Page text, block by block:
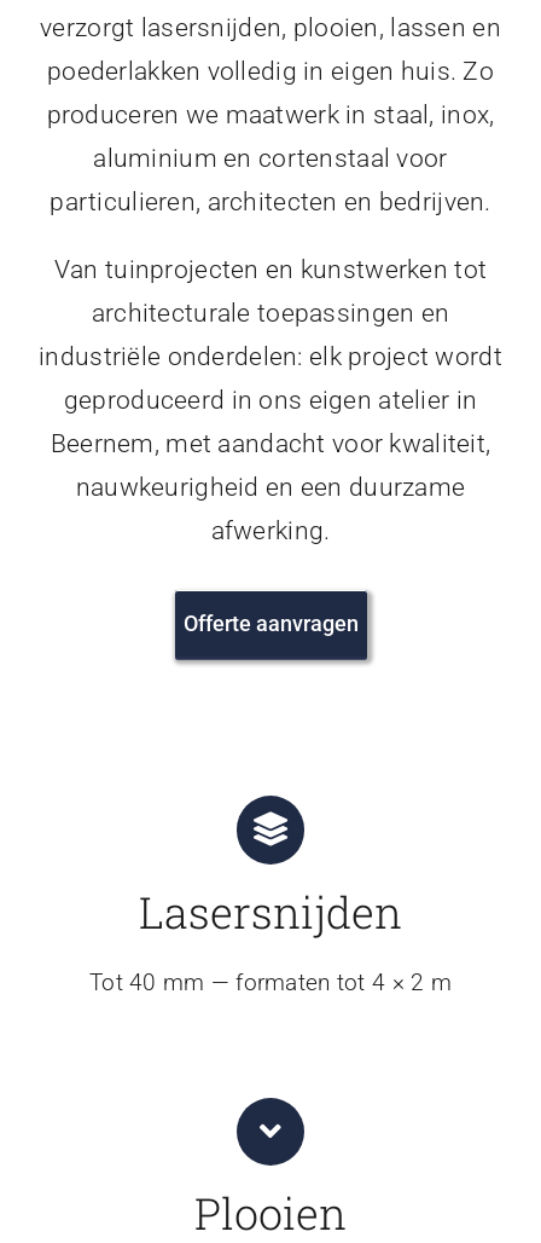
verzorgt lasersnijden, plooien, lassen en
poederlakken volledig in eigen huis. Zo
produceren we maatwerk in staal, inox,
aluminium en cortenstaal voor
particulieren, architecten en bedrijven.
Van tuinprojecten en kunstwerken tot
architecturale toepassingen en
industriële onderdelen: elk project wordt
geproduceerd in ons eigen atelier in
Beernem, met aandacht voor kwaliteit,
nauwkeurigheid en een duurzame
afwerking.
Offerte aanvragen
Lasersnijden
Tot 40 mm — formaten tot 4 × 2 m
Plooien